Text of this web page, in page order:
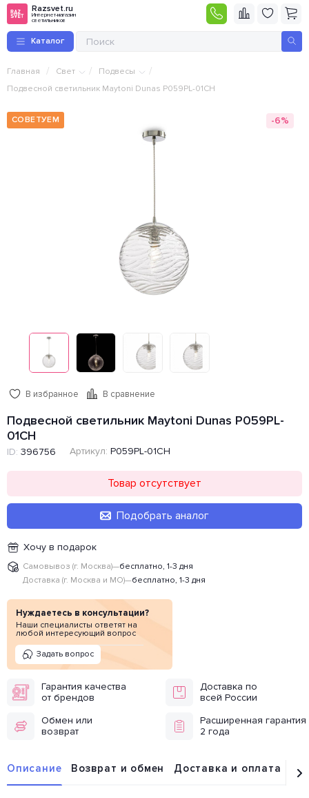
Razsvet.ru
Интернет-магазин
светильников
Каталог
Главная / Свет / Подвесы /
Подвесной светильник Maytoni Dunas P059PL-01CH
СОВЕТУЕМ -6%
В избранное В сравнение
Подвесной светильник Maytoni Dunas P059PL-
01CH
ID: 396756 Артикул: P059PL-01CH
Товар отсутствует
Подобрать аналог
Хочу в подарок
Самовывоз (г. Москва)—бесплатно, 1-3 дня
Доставка (г. Москва и МО)—бесплатно, 1-3 дня
Нуждаетесь в консультации?
Наши специалисты ответят на
любой интересующий вопрос
Задать вопрос
Гарантия качества
от брендов
Доставка по
всей России
Обмен или
возврат
Расширенная гарантия
2 года
Описание Возврат и обмен Доставка и оплата